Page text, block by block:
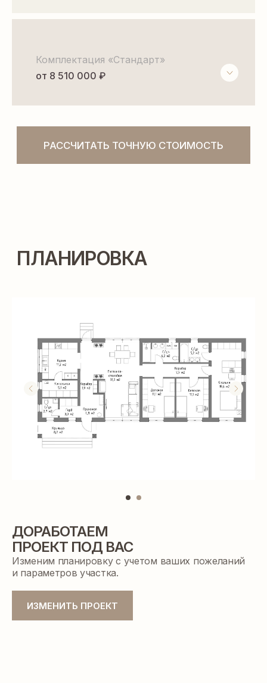
Комплектация «Стандарт»
от 8 510 000 ₽
ДОРАБОТАЕМ
ПРОЕКТ ПОД ВАС
Изменим планировку с учетом ваших пожеланий
и параметров участка.
ИЗМЕНИТЬ ПРОЕКТ
ТЕХНОЛОГИИ
СТРОИТЕЛЬСТВА
c индивидуальным расчетом
стоимости строительства
ПРЕЗЕНТАЦИЯ ДОМА